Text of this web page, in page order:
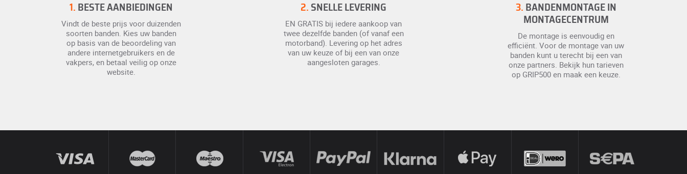
1. BESTE AANBIEDINGEN
Vindt de beste prijs voor duizenden
soorten banden. Kies uw banden
op basis van de beoordeling van
andere internetgebruikers en de
vakpers, en betaal veilig op onze
website.
2. SNELLE LEVERING
EN GRATIS bij iedere aankoop van
twee dezelfde banden (of vanaf een
motorband). Levering op het adres
van uw keuze of bij een van onze
aangesloten garages.
3. BANDENMONTAGE IN
MONTAGECENTRUM
De montage is eenvoudig en
efficiënt. Voor de montage van uw
banden kunt u terecht bij een van
onze partners. Bekijk hun tarieven
op GRIP500 en maak een keuze.